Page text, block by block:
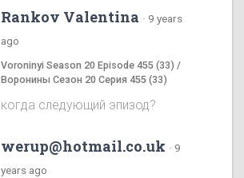
Rankov Valentina · 9 years
ago
Voroninyi Season 20 Episode 455 (33) /
Воронины Сезон 20 Серия 455 (33)
когда следующий эпизод?
werup@hotmail.co.uk · 9
years ago